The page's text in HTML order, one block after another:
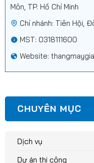
CHUYÊN MỤC
Dịch vụ
Dự án thi công
Môn, TP. Hồ Chí Minh
Chí nhánh: Tiên Hội,
MST: 0318111600
Website: